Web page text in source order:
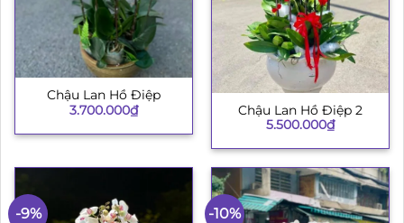
Chậu Lan Hồ Điệp
3.700.000₫
Chậu Lan Hồ Điệp 2
5.500.000₫
-9% -10%